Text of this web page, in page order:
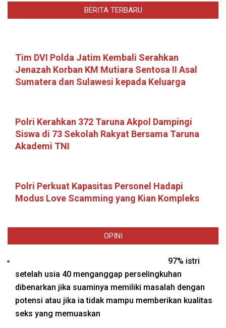
BERITA TERBARU
Tim DVI Polda Jatim Kembali Serahkan
Jenazah Korban KM Mutiara Sentosa II Asal
Sumatera dan Sulawesi kepada Keluarga
Polri Kerahkan 372 Taruna Akpol Dampingi
Siswa di 73 Sekolah Rakyat Bersama Taruna
Akademi TNI
Polri Perkuat Kapasitas Personel Hadapi
Modus Love Scamming yang Kian Kompleks
OPINI
97% istri
setelah usia 40 menganggap perselingkuhan
dibenarkan jika suaminya memiliki masalah dengan
potensi atau jika ia tidak mampu memberikan kualitas
seks yang memuaskan